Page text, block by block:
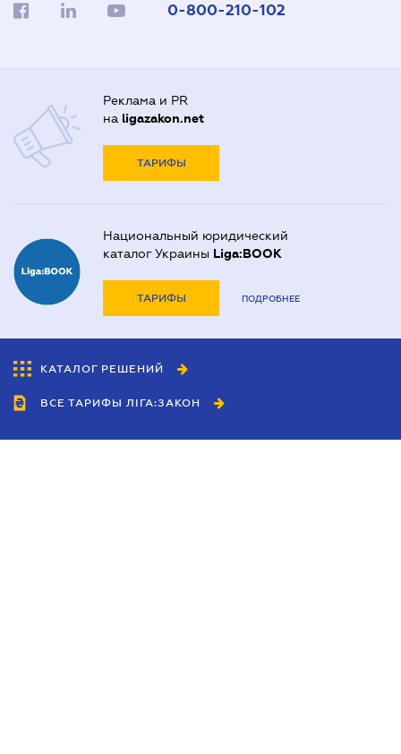
0-800-210-102
Реклама и PR
на ligazakon.net
ТАРИФЫ
Национальный юридический
каталог Украины Liga:BOOK
ТАРИФЫ ПОДРОБНЕЕ
КАТАЛОГ РЕШЕНИЙ
ВСЕ ТАРИФЫ ЛІГА:ЗАКОН